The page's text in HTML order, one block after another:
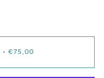
• €75,00